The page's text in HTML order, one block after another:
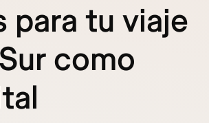
para tu viaje
como